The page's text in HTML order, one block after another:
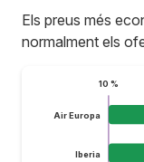
Els preus més
normalment els
10 %
Air Europa
Iberia